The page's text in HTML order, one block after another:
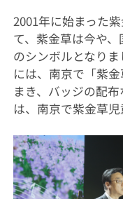
2001年に始まった
て、紫金草は今や
のシンボルとなり
には、南京で「紫
まき、バッジの配
は、南京で紫金草